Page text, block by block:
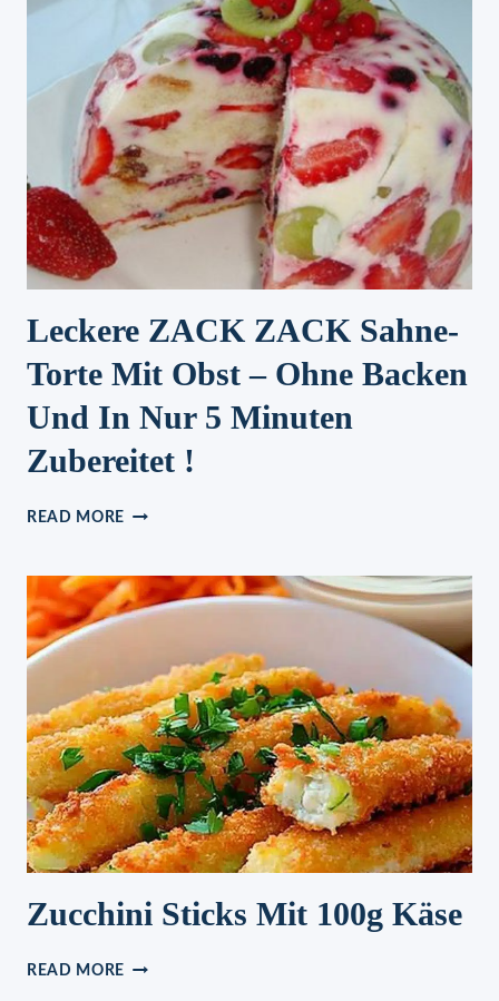
Leckere ZACK ZACK Sahne-
Torte Mit Obst – Ohne Backen
Und In Nur 5 Minuten
Zubereitet !
READ MORE LECKERE
SAHNE-
TORTE
MIT
OHNE
BACKEN
UND
IN
NUR
5
MINUTEN
ZUBEREITET
Zucchini Sticks Mit 100g Käse
READ MORE ZUCCHINI